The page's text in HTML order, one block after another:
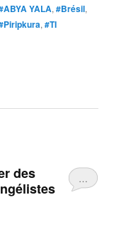
YALA, #Brésil,
, #TI
…
des